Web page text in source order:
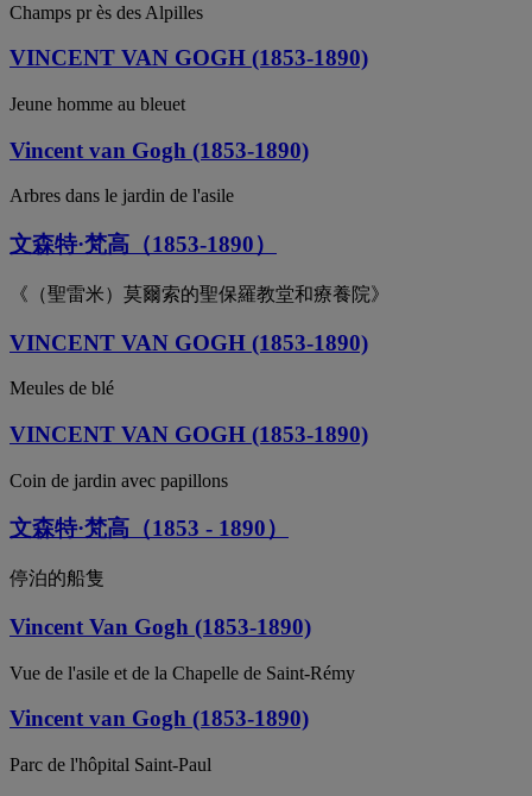
Champs pr ès des Alpilles
VINCENT VAN GOGH (1853-1890)
Jeune homme au bleuet
Vincent van Gogh (1853-1890)
Arbres dans le jardin de l'asile
文森特·梵高（1853-1890）
《（聖雷米）莫爾索的聖保羅教堂和療養院》
VINCENT VAN GOGH (1853-1890)
Meules de blé
VINCENT VAN GOGH (1853-1890)
Coin de jardin avec papillons
文森特·梵高（1853 - 1890）
停泊的船隻
Vincent Van Gogh (1853-1890)
Vue de l'asile et de la Chapelle de Saint-Rémy
Vincent van Gogh (1853-1890)
Parc de l'hôpital Saint-Paul